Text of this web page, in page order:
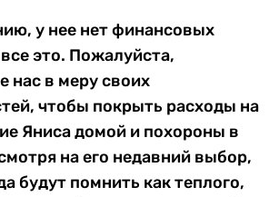
у нее нет финансовых
это. Пожалуйста,
нас в меру своих
чтобы покрыть расходы на
Яниса домой и похороны в
на его недавний выбор,
будут помнить как теплого,